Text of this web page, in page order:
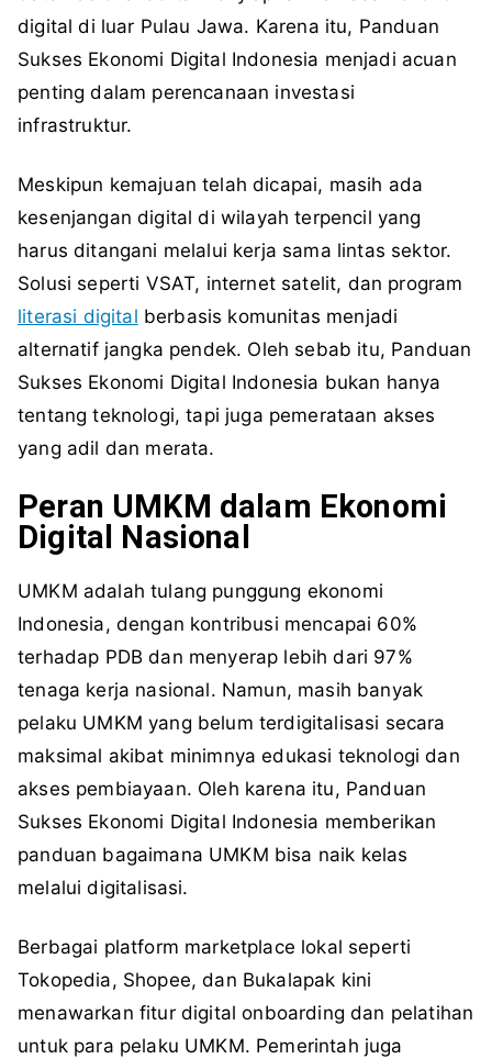
digital di luar Pulau Jawa. Karena itu, Panduan
Sukses Ekonomi Digital Indonesia menjadi acuan
penting dalam perencanaan investasi
infrastruktur.
Meskipun kemajuan telah dicapai, masih ada
kesenjangan digital di wilayah terpencil yang
harus ditangani melalui kerja sama lintas sektor.
Solusi seperti VSAT, internet satelit, dan program
literasi digital berbasis komunitas menjadi
alternatif jangka pendek. Oleh sebab itu, Panduan
Sukses Ekonomi Digital Indonesia bukan hanya
tentang teknologi, tapi juga pemerataan akses
yang adil dan merata.
Peran UMKM dalam Ekonomi
Digital Nasional
UMKM adalah tulang punggung ekonomi
Indonesia, dengan kontribusi mencapai 60%
terhadap PDB dan menyerap lebih dari 97%
tenaga kerja nasional. Namun, masih banyak
pelaku UMKM yang belum terdigitalisasi secara
maksimal akibat minimnya edukasi teknologi dan
akses pembiayaan. Oleh karena itu, Panduan
Sukses Ekonomi Digital Indonesia memberikan
panduan bagaimana UMKM bisa naik kelas
melalui digitalisasi.
Berbagai platform marketplace lokal seperti
Tokopedia, Shopee, dan Bukalapak kini
menawarkan fitur digital onboarding dan pelatihan
untuk para pelaku UMKM. Pemerintah juga